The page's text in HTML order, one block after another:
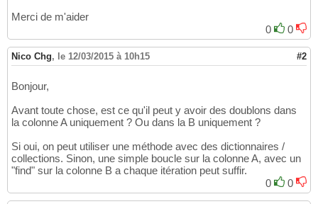
16
18
19
20
21
    Msg =
"Il y a des valeurs différentes
End If
Z = MsgBox(Msg, vbInformation ' créer un
End
Merci de m'aider
0
0
Nico Chg, le 12/03/2015 à 10h15 #2
Bonjour,
Avant toute chose, est ce qu'il peut y avoir des doublons dans
la colonne A uniquement ? Ou dans la B uniquement ?
Si oui, on peut utiliser une méthode avec des dictionnaires /
collections. Sinon, une simple boucle sur la colonne A, avec un
"find" sur la colonne B a chaque itération peut suffir.
0
0